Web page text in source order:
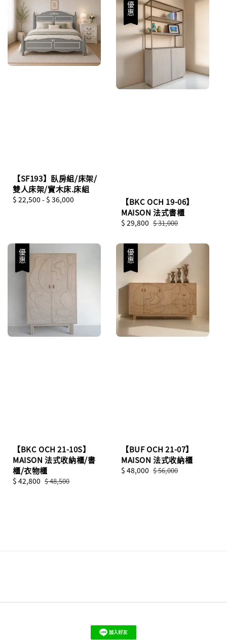
【SF193】臥房組/床架/
雙人床架/實木床.床組
Regular
$ 22,500 - $ 36,000
優惠
【BKC OCH 19-06】
MAISON 法式書櫃
Sale
$ 29,800 Regular
$ 31,000
優惠
【BKC OCH 21-10S】
MAISON 法式收納櫃/書
櫃/衣物櫃
Sale
$ 42,800 Regular
$ 48,500
優惠
【BUF OCH 21-07】
MAISON 法式收納櫃
Sale
$ 48,000 Regular
$ 56,000